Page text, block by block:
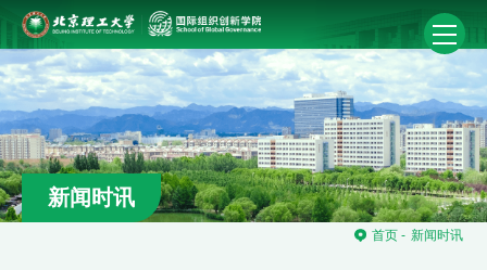
首页 - 新闻时讯
新闻时讯